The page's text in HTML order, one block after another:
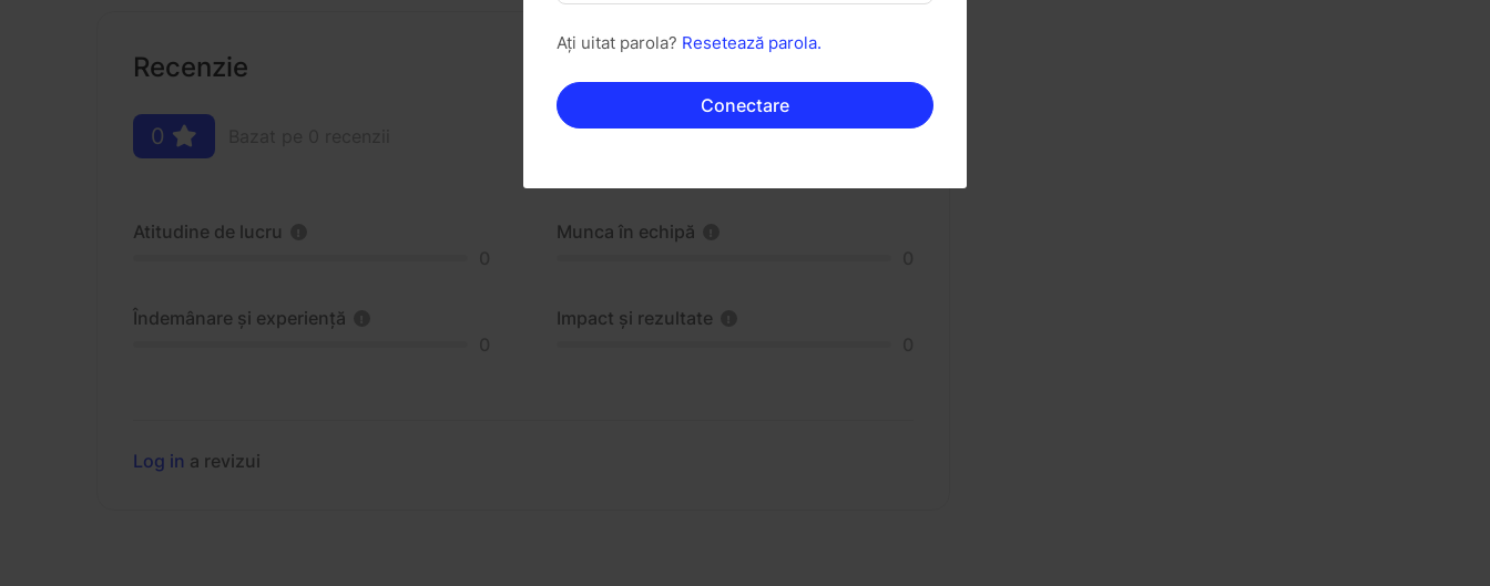
Recenzie
0
Atitudine de lucru
Munca în echipă
Îndemânare și experiență
Impact și rezultate
Log in a revizui
Ați uitat parola? Resetează parola.
Conectare